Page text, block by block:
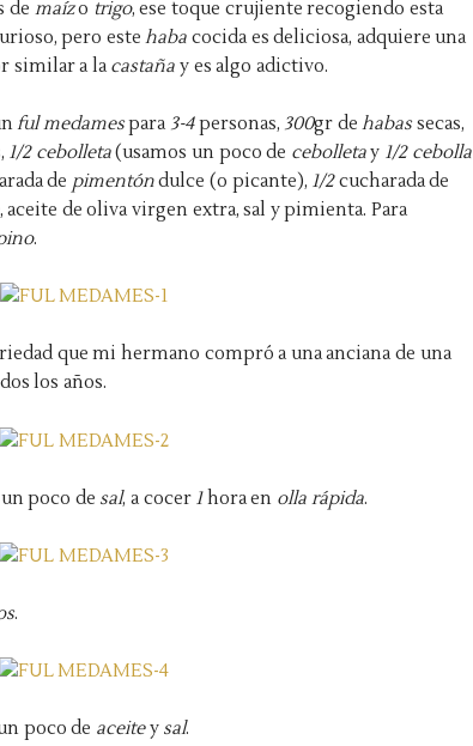
de maízo trigo, ese toque crujiente recogiendo esta
pero estehabacocida es deliciosa, adquiere una
similar a la castaña y es algo adictivo.
ful medamespara 3-4personas, 300gr dehabassecas,
1/2 cebolleta(usamos un poco de cebolletay 1/2 cebolla
de pimentóndulce (o picante), 1/2cucharada de
, aceite de oliva virgen extra, sal y pimienta. Para
.
que mi hermano compró a una anciana de una
los años.
poco de sal, a cocer1hora en olla rápida.
.
poco de aceitey sal.